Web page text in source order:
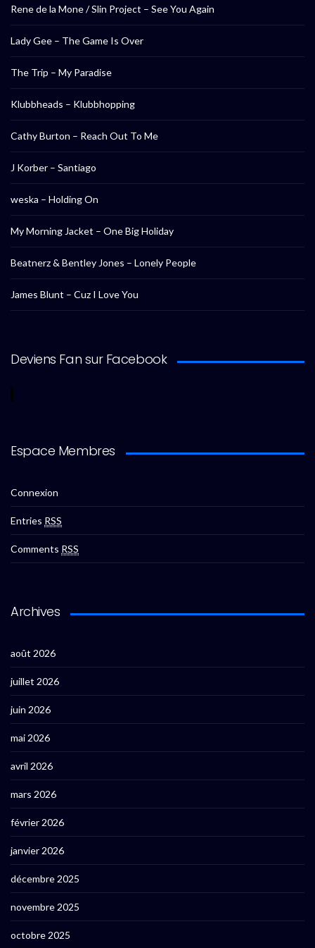
Rene de la Mone / Slin Project – See You Again
Lady Gee – The Game Is Over
The Trip – My Paradise
Klubbheads – Klubbhopping
Cathy Burton – Reach Out To Me
J Korber – Santiago
weska – Holding On
My Morning Jacket – One Big Holiday
Beatnerz & Bentley Jones – Lonely People
James Blunt – Cuz I Love You
Deviens Fan sur Facebook
Espace Membres
Connexion
Entries RSS
Comments RSS
Archives
août 2026
juillet 2026
juin 2026
mai 2026
avril 2026
mars 2026
février 2026
janvier 2026
décembre 2025
novembre 2025
octobre 2025